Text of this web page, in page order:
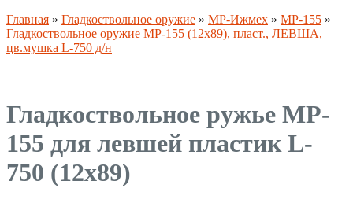
Главная » Гладкоствольное оружие » MP-Ижмех » MP-155 »
Гладкоствольное оружие МР-155 (12х89), пласт., ЛЕВША,
цв.мушка L-750 д/н
Гладкоствольное ружье MP-
155 для левшей пластик L-
750 (12х89)